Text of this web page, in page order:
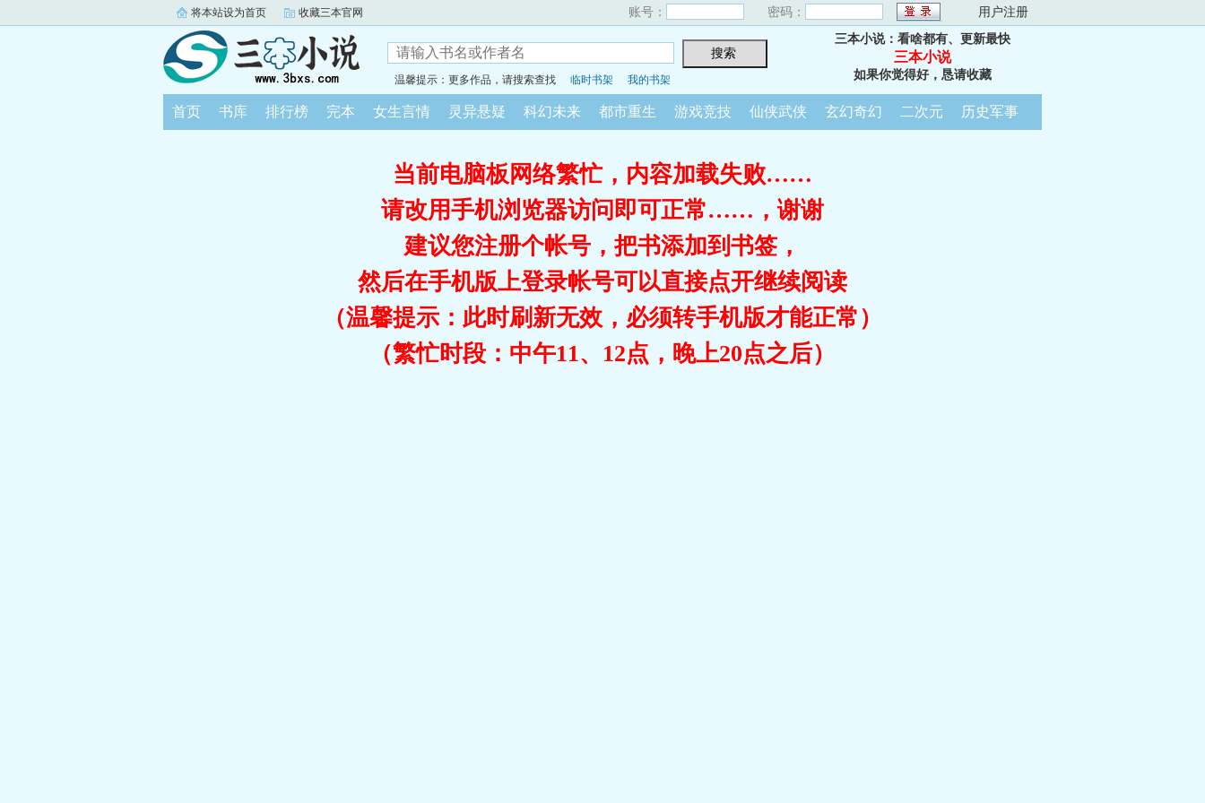
将本站设为首页 收藏三本官网 账号： 密码： 用户注册
温馨提示：更多作品，请搜索查找 临时书架 我的书架
三本小说：看啥都有、更新最快
三本小说
如果你觉得好，恳请收藏
首页 书库 排行榜 完本 女生言情 灵异悬疑 科幻未来 都市重生 游戏竞技 仙侠武侠 玄幻奇幻 二次元 历史军事
当前电脑板网络繁忙，内容加载失败……
请改用手机浏览器访问即可正常……，谢谢
建议您注册个帐号，把书添加到书签，
然后在手机版上登录帐号可以直接点开继续阅读
（温馨提示：此时刷新无效，必须转手机版才能正常）
（繁忙时段：中午11、12点，晚上20点之后）